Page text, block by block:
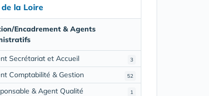
de la Loire
Encadrement & Agents
3
Secrétariat et Accueil
52
Comptabilité & Gestion
1
& Agent Qualité